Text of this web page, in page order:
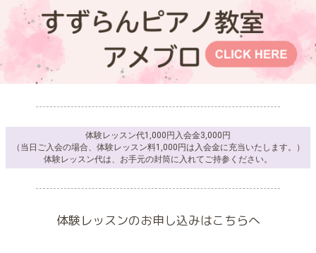
体験レッスン代1,000円入会金3,000円
（当日ご入会の場合、体験レッスン料1,000円は入会金に充当いたします。）
体験レッスン代は、お手元の封筒に入れてご持参ください。
体験レッスンのお申し込みはこちらへ